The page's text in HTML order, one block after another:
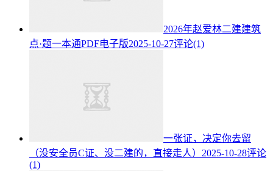
2026年赵爱林二建建筑
点·题一本通PDF电子版2025-10-27评论(1)
一张证，决定你去留
（没安全员C证、没二建的，直接走人） 2025-10-28评论
(1)